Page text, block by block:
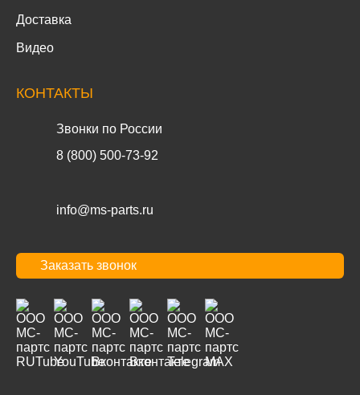
Доставка
Видео
КОНТАКТЫ
Звонки по России
8 (800) 500-73-92
info@ms-parts.ru
Заказать звонок